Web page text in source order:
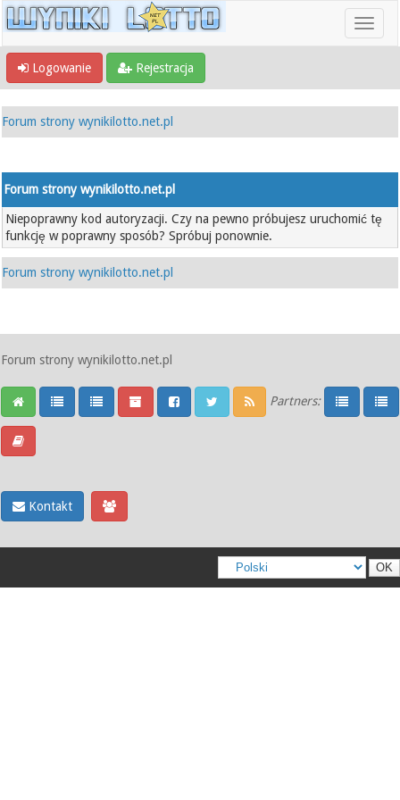
Logowanie Rejestracja
Forum strony wynikilotto.net.pl
Forum strony wynikilotto.net.pl
Niepoprawny kod autoryzacji. Czy na pewno próbujesz uruchomić tę
funkcję w poprawny sposób? Spróbuj ponownie.
Forum strony wynikilotto.net.pl
Forum strony wynikilotto.net.pl
Partners:
Kontakt